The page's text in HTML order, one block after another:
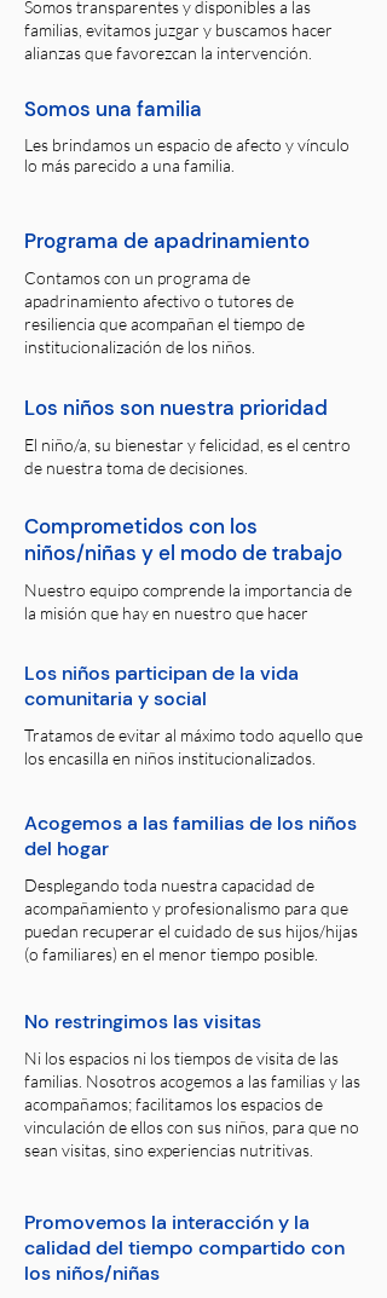
Somos transparentes y disponibles a las
familias, evitamos juzgar y buscamos hacer
alianzas que favorezcan la intervención.
Somos una familia
Les brindamos un espacio de afecto y vínculo
lo más parecido a una familia.
Programa de apadrinamiento
Contamos con un programa de
apadrinamiento afectivo o tutores de
resiliencia que acompañan el tiempo de
institucionalización de los niños.
Los niños son nuestra prioridad
El niño/a, su bienestar y felicidad, es el centro
de nuestra toma de decisiones.
Comprometidos con los
niños/niñas y el modo de trabajo
Nuestro equipo comprende la importancia de
la misión que hay en nuestro que hacer
Los niños participan de la vida
comunitaria y social
Tratamos de evitar al máximo todo aquello que
los encasilla en niños institucionalizados.
Acogemos a las familias de los niños
del hogar
Desplegando toda nuestra capacidad de
acompañamiento y profesionalismo para que
puedan recuperar el cuidado de sus hijos/hijas
(o familiares) en el menor tiempo posible.
No restringimos las visitas
Ni los espacios ni los tiempos de visita de las
familias. Nosotros acogemos a las familias y las
acompañamos; facilitamos los espacios de
vinculación de ellos con sus niños, para que no
sean visitas, sino experiencias nutritivas.
Promovemos la interacción y la
calidad del tiempo compartido con
los niños/niñas